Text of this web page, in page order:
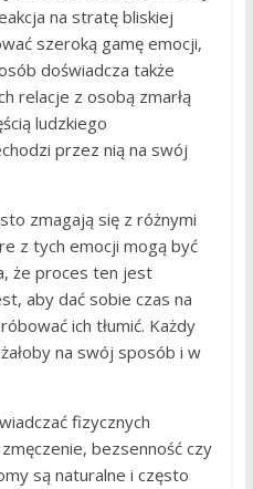
na stratę bliskiej
szeroką gamę emocji,
doświadcza także
relacje z osobą zmarłą
ludzkiego
przez nią na swój
zmagają się z różnymi
z tych emocji mogą być
że proces ten jest
aby dać sobie czas na
ich tłumić. Każdy
na swój sposób i w
fizycznych
bezsenność czy
są naturalne i często